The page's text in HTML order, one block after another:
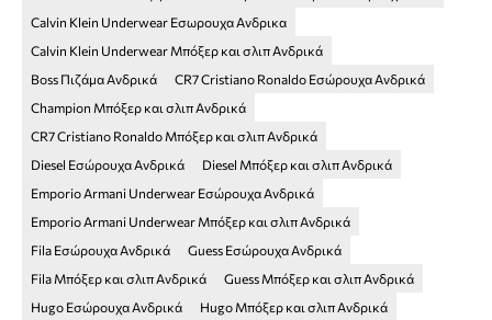
Calvin Klein Underwear Εσωρουχα Ανδρικα
Calvin Klein Underwear Μπόξερ και σλιπ Ανδρικά
Boss Πιζάμα Ανδρικά
CR7 Cristiano Ronaldo Εσώρουχα Ανδρικά
Champion Μπόξερ και σλιπ Ανδρικά
CR7 Cristiano Ronaldo Μπόξερ και σλιπ Ανδρικά
Diesel Εσώρουχα Ανδρικά
Diesel Μπόξερ και σλιπ Ανδρικά
Emporio Armani Underwear Εσώρουχα Ανδρικά
Emporio Armani Underwear Μπόξερ και σλιπ Ανδρικά
Fila Εσώρουχα Ανδρικά
Guess Εσώρουχα Ανδρικά
Fila Μπόξερ και σλιπ Ανδρικά
Guess Μπόξερ και σλιπ Ανδρικά
Hugo Εσώρουχα Ανδρικά
Hugo Μπόξερ και σλιπ Ανδρικά